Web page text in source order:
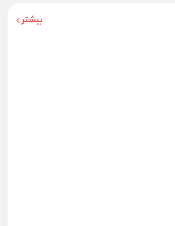
بیشتر